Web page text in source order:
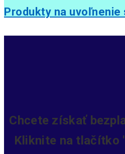
Produkty na uvoľnenie
Chcete získať
Kliknite na tlačítko